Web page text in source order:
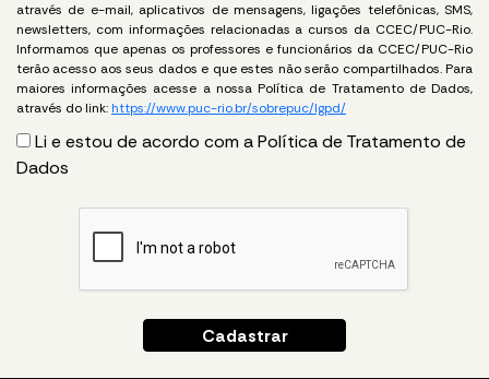
através de e-mail, aplicativos de mensagens, ligações telefônicas, SMS,
newsletters, com informações relacionadas a cursos da CCEC/PUC-Rio.
Informamos que apenas os professores e funcionários da CCEC/PUC-Rio
terão acesso aos seus dados e que estes não serão compartilhados. Para
maiores informações acesse a nossa Política de Tratamento de Dados,
através do link: https://www.puc-rio.br/sobrepuc/lgpd/
Li e estou de acordo com a Política de Tratamento de
Dados